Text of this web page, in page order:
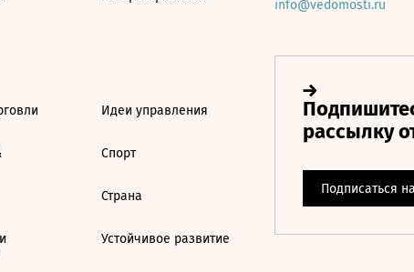
Идеи управления
Спорт
Страна
Устойчивое развитие
info@vedomosti.ru